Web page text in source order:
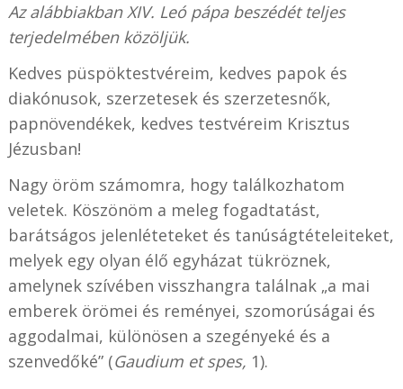
Az alábbiakban XIV. Leó pápa beszédét teljes
terjedelmében közöljük.
Kedves püspöktestvéreim, kedves papok és
diakónusok, szerzetesek és szerzetesnők,
papnövendékek, kedves testvéreim Krisztus
Jézusban!
Nagy öröm számomra, hogy találkozhatom
veletek. Köszönöm a meleg fogadtatást,
barátságos jelenléteteket és tanúságtételeiteket,
melyek egy olyan élő egyházat tükröznek,
amelynek szívében visszhangra találnak „a mai
emberek örömei és reményei, szomorúságai és
aggodalmai, különösen a szegényeké és a
szenvedőké” (Gaudium et spes, 1).